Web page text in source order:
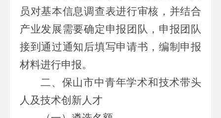
员对基本信息调查表进行审核，并结合
产业发展需要确定申报 团队 ，申报团队
接到通过通知后填写申请书，编制申报
材料进行申报。
二、保山市中青年学术和技术带头
人及技术创新人才